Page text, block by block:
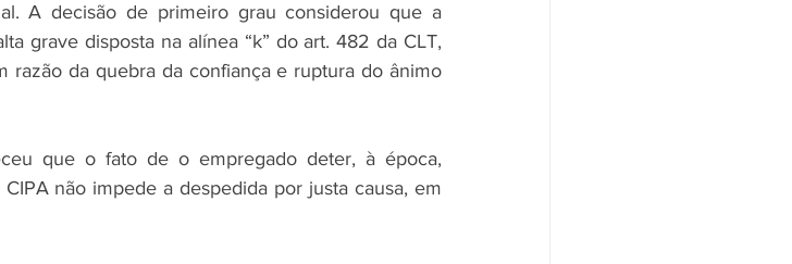
A decisão de primeiro grau considerou que a
grave disposta na alínea “k” do art. 482 da CLT,
razão da quebra da confiança e ruptura do ânimo
que o fato de o empregado deter, à época,
não impede a despedida por justa causa, em